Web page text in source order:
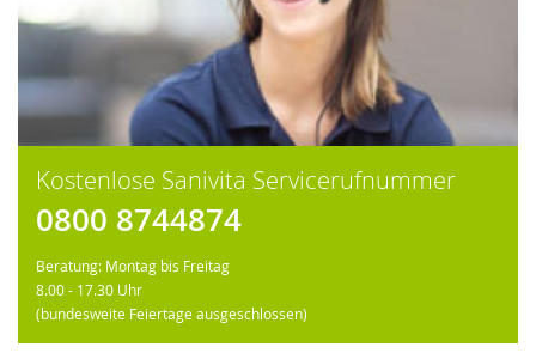
Kostenlose Sanivita Servicerufnummer
0800 8744874
Beratung: Montag bis Freitag
8.00 - 17.30 Uhr
(bundesweite Feiertage ausgeschlossen)